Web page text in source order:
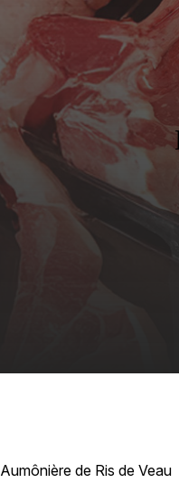
Aumônière de Ris de Veau